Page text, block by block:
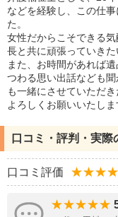
などを経験し、この仕
た。
女性だからこそできる
長と共に頑張っていきた
また、お時間があれば
つわる思い出話なども
も一緒にさせていただき
よろしくお願いいたしま
口コミ・評判・実際
口コミ評価